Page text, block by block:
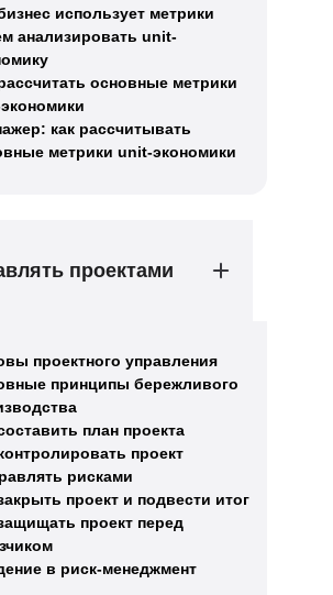
использует метрики
анализировать unit-
основные метрики
как рассчитывать
метрики unit-экономики
проектами
проектного управления
принципы бережливого
план проекта
проект
рисками
проект и подвести итог
проект перед
в риск-менеджмент